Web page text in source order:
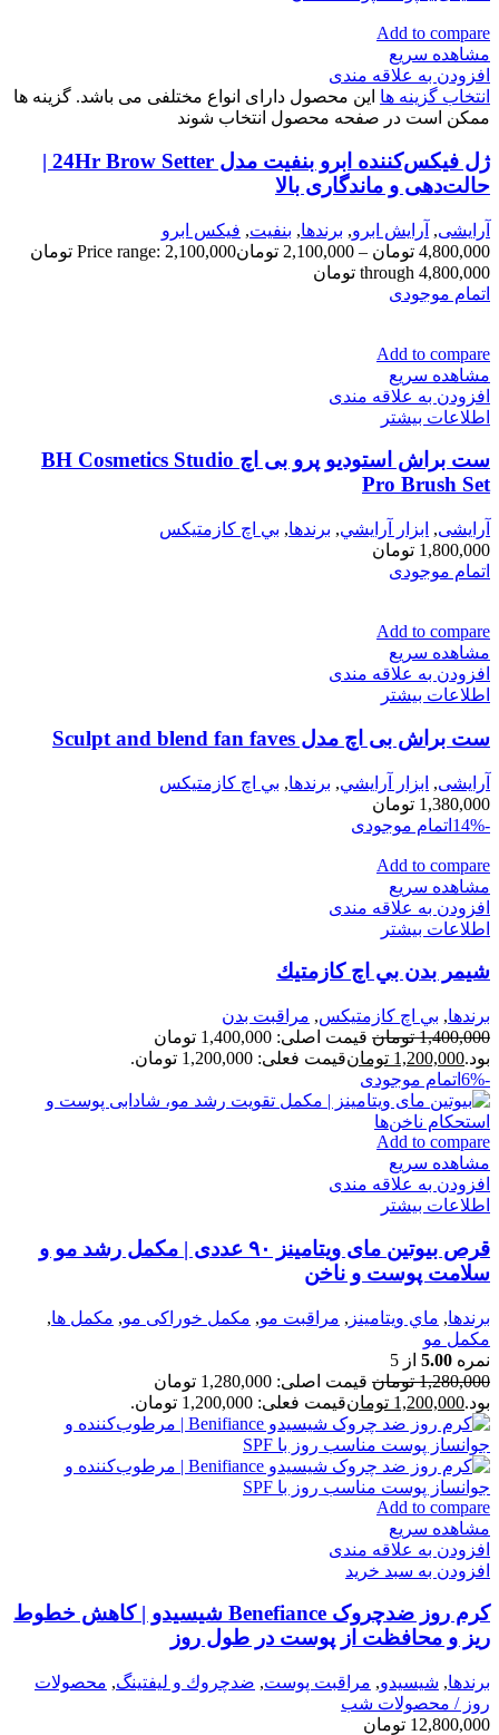
Add to compare
مشاهده سریع
افزودن به علاقه مندی
انتخاب گزینه ها این محصول دارای انواع مختلفی می باشد. گزینه ها
ممکن است در صفحه محصول انتخاب شوند
ژل فیکس‌کننده ابرو بنفیت مدل 24Hr Brow Setter |
حالت‌دهی و ماندگاری بالا
آرایشی, آرايش ابرو, برندها, بنفيت, فیکس ابرو
4,800,000 تومان –
2,100,000 تومان
Price range: 2,100,000 تومان
through 4,800,000 تومان
اتمام موجودی
Add to compare
مشاهده سریع
افزودن به علاقه مندی
اطلاعات بیشتر
ست براش استودیو پرو بی اچ BH Cosmetics Studio
Pro Brush Set
آرایشی, ابزار آرايشي, برندها, بي اچ كازمتيكس
1,800,000 تومان
اتمام موجودی
Add to compare
مشاهده سریع
افزودن به علاقه مندی
اطلاعات بیشتر
ست براش بی اچ مدل Sculpt and blend fan faves
آرایشی, ابزار آرايشي, برندها, بي اچ كازمتيكس
1,380,000 تومان
-14%
اتمام موجودی
Add to compare
مشاهده سریع
افزودن به علاقه مندی
اطلاعات بیشتر
شيمر بدن بي اچ كازمتيك
برندها, بي اچ كازمتيكس, مراقبت بدن
1,400,000 تومان
قیمت اصلی: 1,400,000 تومان
بود.1,200,000 تومانقیمت فعلی: 1,200,000 تومان.
-6%
اتمام موجودی
Add to compare
مشاهده سریع
افزودن به علاقه مندی
اطلاعات بیشتر
قرص بیوتین مای ویتامینز ۹۰ عددی | مکمل رشد مو و
سلامت پوست و ناخن
برندها, ماي ويتامينز , مراقبت مو, مكمل خوراكی مو, مكمل ها,
مکمل مو
نمره 5.00 از 5
1,280,000 تومان
قیمت اصلی: 1,280,000 تومان
بود.1,200,000 تومانقیمت فعلی: 1,200,000 تومان.
Add to compare
مشاهده سریع
افزودن به علاقه مندی
افزودن به سبد خرید
کرم روز ضدچروک Benefiance شیسیدو | کاهش خطوط
ریز و محافظت از پوست در طول روز
برندها, شيسيدو, مراقبت پوست, ضدچروك و ليفتينگ, محصولات
روز / محصولات شب
12,800,000 تومان